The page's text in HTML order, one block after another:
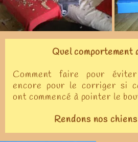
Quel comportement
Comment faire pour
encore pour le corriger si
ont commencé à pointer le
Rendons nos